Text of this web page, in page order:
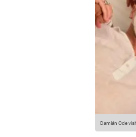
Damián Ode